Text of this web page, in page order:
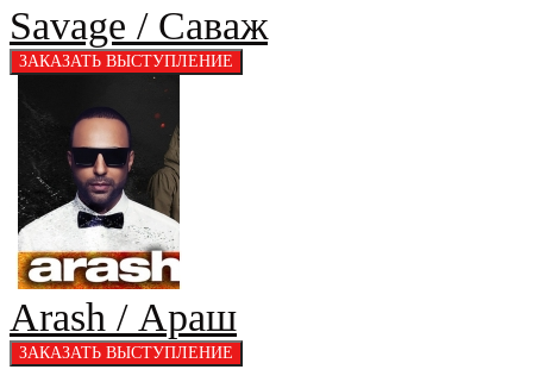
Savage / Саваж
Arash / Араш